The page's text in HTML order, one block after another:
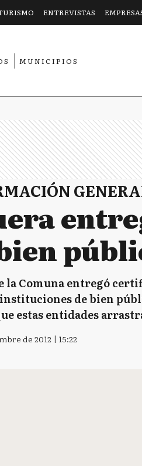
ENTREVISTAS
MUNICIPIOS
la Comuna entregó
de bien
estas entidades
de 2012 | 15:22